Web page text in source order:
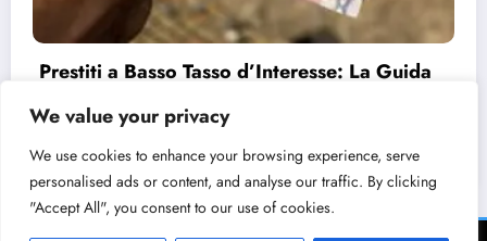
We value your privacy
We use cookies to enhance your browsing experience, serve
personalised ads or content, and analyse our traffic. By clicking
"Accept All", you consent to our use of cookies.
Prestiti a Basso Tasso d’Interesse: La Guida
11/08/2024 admin